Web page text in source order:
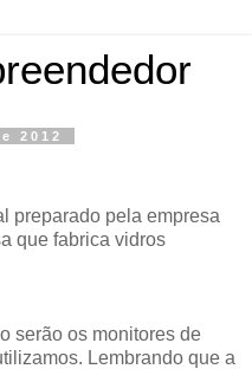
2012
preparado pela empresa
que fabrica vidros
serão os monitores de
Lembrando que a